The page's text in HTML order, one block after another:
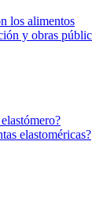
los alimentos
y obras
elastoméricas?